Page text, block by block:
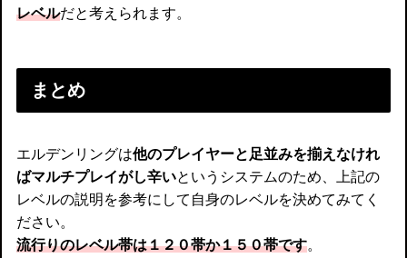
レベルだと考えられます。
まとめ
エルデンリングは他のプレイヤーと足並みを揃えなけれ
ばマルチプレイがし辛いというシステムのため、上記の
レベルの説明を参考にして自身のレベルを決めてみてく
ださい。
流行りのレベル帯は１２０帯か１５０帯です。